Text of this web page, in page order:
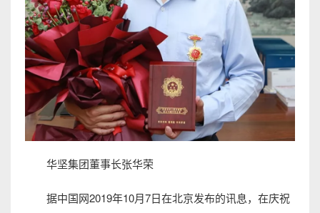
华坚集团董事长张华荣
据中国网2019年10月7日在北京发布的讯息，在庆祝